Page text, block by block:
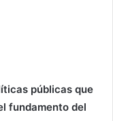
públicas que
fundamento del